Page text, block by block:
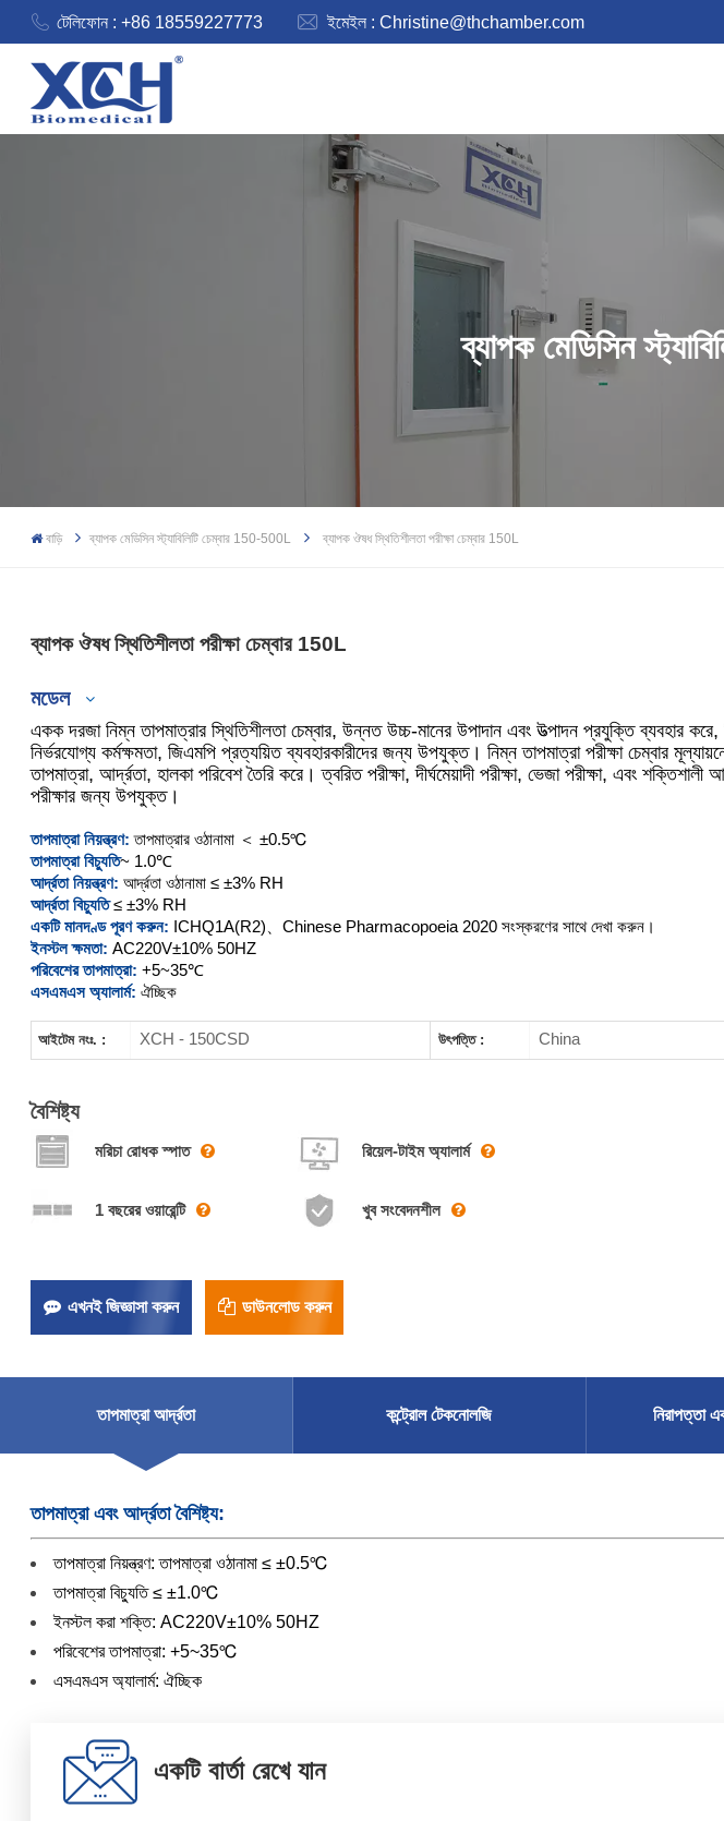
টেলিফোন : +86 18559227773 ইমেইল :Christine@thchamber.com
ব্যাপক মেডিসিন
বাড়ি ব্যাপক মেডিসিন স্ট্যাবিলিটি চেম্বার 150-500L ব্যাপক ঔষধ স্থিতিশীলতা পরীক্ষা চেম্বার 150L
ব্যাপক ঔষধ স্থিতিশীলতা পরীক্ষা চেম্বার 150L
মডেল
XCH-150CSD-2
XCH-250CSD-2
XCH-400CSD-2
XCH-500CSD-2
একক দরজা নিম্ন তাপমাত্রার স্থিতিশীলতা চেম্বার, উন্নত উচ্চ-মানের উপাদান এবং উত্পাদন প্রযুক্তি ব্যবহার করে,
নির্ভরযোগ্য কর্মক্ষমতা, জিএমপি প্রত্যয়িত ব্যবহারকারীদের জন্য উপযুক্ত। নিম্ন তাপমাত্রা পরীক্ষা চেম্বার
তাপমাত্রা, আর্দ্রতা, হালকা পরিবেশ তৈরি করে। ত্বরিত পরীক্ষা, দীর্ঘমেয়াদী পরীক্ষা, ভেজা পরীক্ষা, এবং শক্তিশালী
পরীক্ষার জন্য উপযুক্ত।
তাপমাত্রা নিয়ন্ত্রণ:তাপমাত্রার ওঠানামা ＜ ±0.5℃
তাপমাত্রা বিচ্যুতি~ 1.0℃
আর্দ্রতা নিয়ন্ত্রণ:আর্দ্রতা ওঠানামা ≤ ±3% RH
আর্দ্রতা বিচ্যুতি≤ ±3% RH
একটি মানদণ্ড পূরণ করুন: ICHQ1A(R2)、Chinese Pharmacopoeia 2020 সংস্করণের সাথে দেখা করুন।
ইনস্টল ক্ষমতা:AC220V±10% 50HZ
পরিবেশের তাপমাত্রা:+5~35℃
এসএমএস অ্যালার্ম:ঐচ্ছিক
আইটেম নংঃ. : XCH - 150CSD উৎপত্তি : China
বৈশিষ্ট্য
মরিচা রোধক স্পাত রিয়েল-টাইম অ্যালার্ম
1 বছরের ওয়ারেন্টি খুব সংবেদনশীল
এখনই জিজ্ঞাসা করুন ডাউনলোড করুন
তাপমাত্রা আর্দ্রতা কন্ট্রোল টেকনোলজি নিরাপত্তা
তাপমাত্রা এবং আর্দ্রতা বৈশিষ্ট্য:
তাপমাত্রা নিয়ন্ত্রণ: তাপমাত্রা ওঠানামা ≤ ±0.5℃
তাপমাত্রা বিচ্যুতি ≤ ±1.0℃
ইনস্টল করা শক্তি: AC220V±10% 50HZ
পরিবেশের তাপমাত্রা: +5~35℃
এসএমএস অ্যালার্ম: ঐচ্ছিক
একটি বার্তা রেখে যান